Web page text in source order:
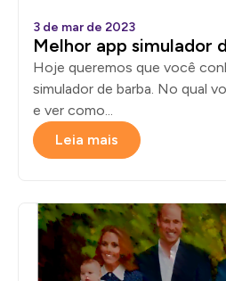
3 de mar de 2023
Melhor app simulador
Hoje queremos que você
simulador de barba. No qual
e ver como...
Leia mais